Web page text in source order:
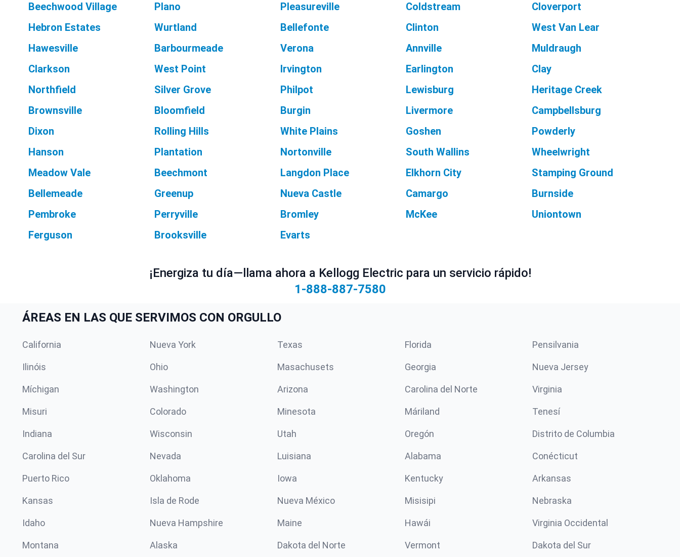
Beechwood Village
Plano Pleasureville Coldstream
Cloverport
Hebron Estates
Wurtland Bellefonte Clinton
West Van Lear
Hawesville
Barbourmeade Verona Annville
Muldraugh
Clarkson
West Point Irvington Earlington
Clay
Northfield
Silver Grove Philpot Lewisburg
Heritage Creek
Brownsville
Bloomfield Burgin Livermore
Campbellsburg
Dixon
Rolling Hills White Plains Goshen
Powderly
Hanson
Plantation Nortonville South Wallins
Wheelwright
Meadow Vale
Beechmont Langdon Place Elkhorn City
Stamping Ground
Bellemeade
Greenup Nueva Castle Camargo
Burnside
Pembroke
Perryville Bromley McKee
Uniontown
Ferguson
Brooksville Evarts
¡Energiza tu día—llama ahora a Kellogg Electric para un servicio rápido!
1-888-887-7580
ÁREAS EN LAS QUE SERVIMOS CON ORGULLO
California Nueva York Texas Florida Pensilvania
Ilinóis Ohio Masachusets Georgia Nueva Jersey
Míchigan Washington Arizona Carolina del Norte Virginia
Misuri Colorado Minesota Máriland Tenesí
Indiana Wisconsin Utah Oregón Distrito de Columbia
Carolina del Sur Nevada Luisiana Alabama Conécticut
Puerto Rico Oklahoma Iowa Kentucky Arkansas
Kansas Isla de Rode Nueva México Misisipi Nebraska
Idaho Nueva Hampshire Maine Hawái Virginia Occidental
Montana Alaska Dakota del Norte Vermont Dakota del Sur